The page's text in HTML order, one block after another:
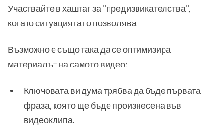
Участвайте в хаштаг за "предизвикателства",
когато ситуацията го позволява
Възможно е също така да се оптимизира
материалът на самото видео:
Ключовата ви дума трябва да бъде първата
фраза, която ще бъде произнесена във
видеоклипа.